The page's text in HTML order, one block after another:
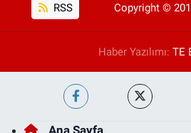
RSS Copyright ©
Haber Yazılımı: TE
Ana Sayfa